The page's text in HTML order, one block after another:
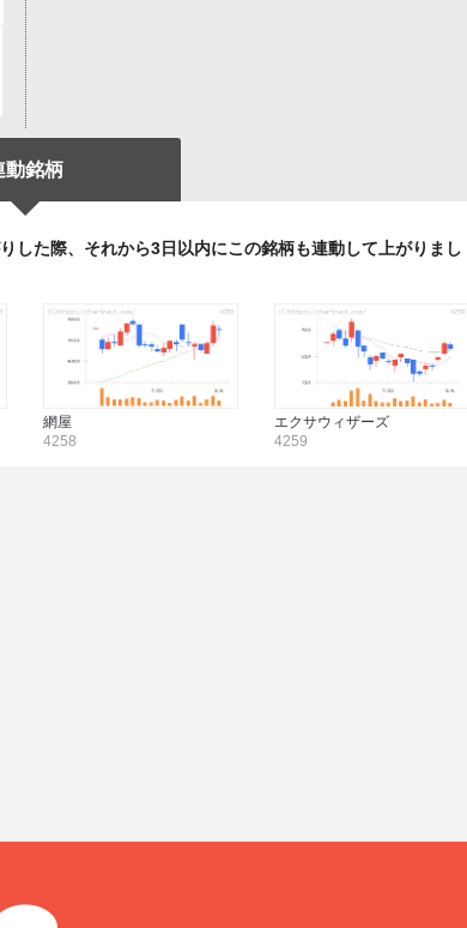
動銘柄
した際、それから3日以内にこの銘柄も連動して上がりまし
網屋
4258
エクサウィザーズ
4259